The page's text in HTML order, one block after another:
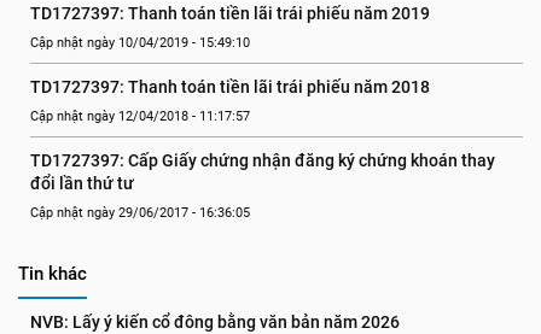
TD1727397: Thanh toán tiền lãi trái phiếu năm 2019
Cập nhật ngày 10/04/2019 - 15:49:10
TD1727397: Thanh toán tiền lãi trái phiếu năm 2018
Cập nhật ngày 12/04/2018 - 11:17:57
TD1727397: Cấp Giấy chứng nhận đăng ký chứng khoán thay
đổi lần thứ tư
Cập nhật ngày 29/06/2017 - 16:36:05
Tin khác
NVB: Lấy ý kiến cổ đông bằng văn bản năm 2026